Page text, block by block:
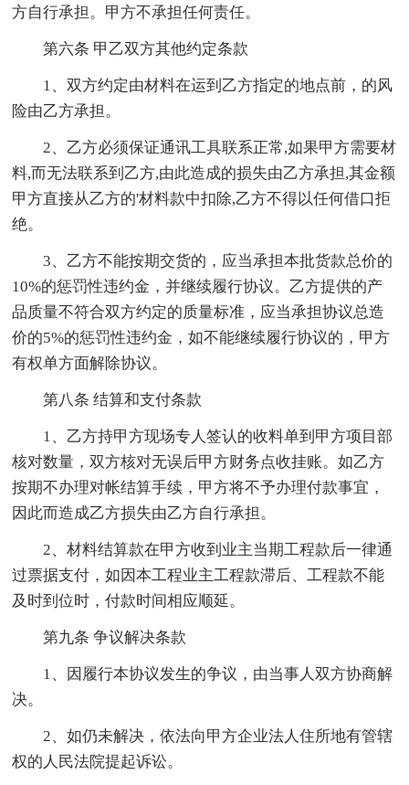
方自行承担。甲方不承担任何责任。
第六条 甲乙双方其他约定条款
1、双方约定由材料在运到乙方指定的地点前，的风
险由乙方承担。
2、乙方必须保证通讯工具联系正常,如果甲方需要材
料,而无法联系到乙方,由此造成的损失由乙方承担,其金额
甲方直接从乙方的'材料款中扣除,乙方不得以任何借口拒
绝。
3、乙方不能按期交货的，应当承担本批货款总价的
10%的惩罚性违约金，并继续履行协议。乙方提供的产
品质量不符合双方约定的质量标准，应当承担协议总造
价的5%的惩罚性违约金，如不能继续履行协议的，甲方
有权单方面解除协议。
第八条 结算和支付条款
1、乙方持甲方现场专人签认的收料单到甲方项目部
核对数量，双方核对无误后甲方财务点收挂账。如乙方
按期不办理对帐结算手续，甲方将不予办理付款事宜，
因此而造成乙方损失由乙方自行承担。
2、材料结算款在甲方收到业主当期工程款后一律通
过票据支付，如因本工程业主工程款滞后、工程款不能
及时到位时，付款时间相应顺延。
第九条 争议解决条款
1、因履行本协议发生的争议，由当事人双方协商解
决。
2、如仍未解决，依法向甲方企业法人住所地有管辖
权的人民法院提起诉讼。